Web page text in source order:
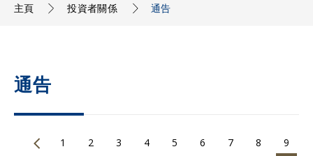
主頁 投資者關係 通告
通告
1 2 3 4 5 6 7 8
9